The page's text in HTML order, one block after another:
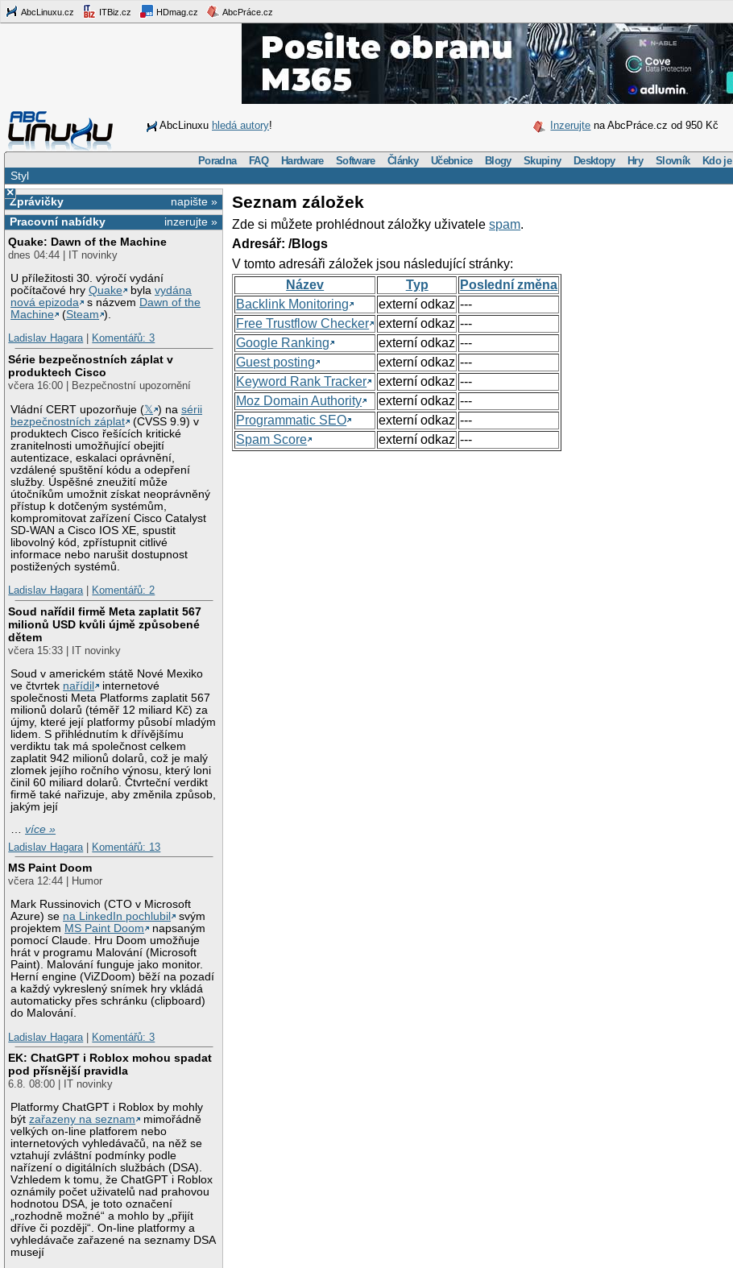
AbcLinuxu.cz ITBiz.cz HDmag.cz AbcPráce.cz
AbcLinuxu hledá autory! Inzerujte na AbcPráce.cz od 950 Kč
Poradna FAQ Hardware Software Články Učebnice Blogy Skupiny Desktopy Hry Slovník Kdo je
Styl
×
napište »
Zprávičky
inzerujte »
Pracovní nabídky
Quake: Dawn of the Machine
dnes 04:44 | IT novinky
U příležitosti 30. výročí vydání
počítačové hryQuake bylavydána
nová epizoda
s názvem Dawn of the
Machine
(Steam ).
Ladislav Hagara| Komentářů: 3
Série bezpečnostních záplat v
produktech Cisco
včera 16:00 | Bezpečnostní upozornění
Vládní CERT upozorňuje (𝕏 ) nasérii
bezpečnostních záplat
(CVSS 9.9) v
produktech Cisco řešících kritické
zranitelnosti umožňující obejití
autentizace, eskalaci oprávnění,
vzdálené spuštění kódu a odepření
služby. Úspěšné zneužití může
útočníkům umožnit získat neoprávněný
přístup k dotčeným systémům,
kompromitovat zařízení Cisco Catalyst
SD-WAN a Cisco IOS XE, spustit
libovolný kód, zpřístupnit citlivé
informace nebo narušit dostupnost
postižených systémů.
Ladislav Hagara| Komentářů: 2
Soud nařídil firmě Meta zaplatit 567
milionů USD kvůli újmě způsobené
dětem
včera 15:33 | IT novinky
Soud v americkém státě Nové Mexiko
ve čtvrtek nařídil
internetové
společnosti Meta Platforms zaplatit 567
milionů dolarů (téměř 12 miliard Kč) za
újmy, které její platformy působí mladým
lidem. S přihlédnutím k dřívějšímu
verdiktu tak má společnost celkem
zaplatit 942 milionů dolarů, což je malý
zlomek jejího ročního výnosu, který loni
činil 60 miliard dolarů. Čtvrteční verdikt
firmě také nařizuje, aby změnila způsob,
jakým její
…více »
Ladislav Hagara
Komentářů: 13
MS Paint Doom
včera 12:44 | Humor
Mark Russinovich (CTO v Microsoft
Azure) se na LinkedIn pochlubil
svým
projektem MS Paint Doom
napsaným
pomocí Claude. Hru Doom umožňuje
hrát v programu Malování (Microsoft
Paint). Malování funguje jako monitor.
Herní engine (ViZDoom) běží na pozadí
a každý vykreslený snímek hry vkládá
automaticky přes schránku (clipboard)
do Malování.
Ladislav Hagara
Komentářů: 3
EK: ChatGPT i Roblox mohou spadat
pod přísnější pravidla
6.8. 08:00 | IT novinky
Platformy ChatGPT i Roblox by mohly
býtzařazeny na seznam
mimořádně
velkých on-line platforem nebo
internetových vyhledávačů, na něž se
vztahují zvláštní podmínky podle
nařízení o digitálních službách (DSA).
Vzhledem k tomu, že ChatGPT i Roblox
oznámily počet uživatelů nad prahovou
hodnotou DSA, je toto označení
„rozhodně možné“ a mohlo by „přijít
dříve či později“. On-line platformy a
vyhledávače zařazené na seznamy DSA
musejí
Seznam záložek
Zde si můžete prohlédnout záložky uživatelespam.
Adresář: /Blogs
V tomto adresáři záložek jsou následující stránky:
Název
Typ
Poslední změna
Backlink Monitoring
externí odkaz ---
Free Trustflow Checker
externí odkaz ---
Google Ranking
externí odkaz ---
Guest posting
externí odkaz ---
Keyword Rank Tracker
externí odkaz ---
Moz Domain Authority
externí odkaz ---
Programmatic SEO
externí odkaz ---
Spam Score
externí odkaz ---